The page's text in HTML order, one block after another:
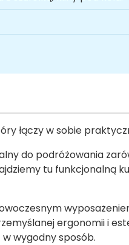
łączy w sobie
do podróżowania
tu funkcjonalną
ergonomii i
wygodny sposób.